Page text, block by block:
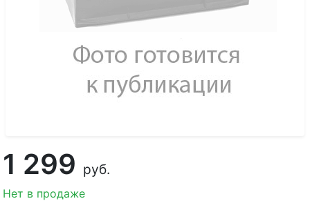
1 299 руб.
Нет в продаже